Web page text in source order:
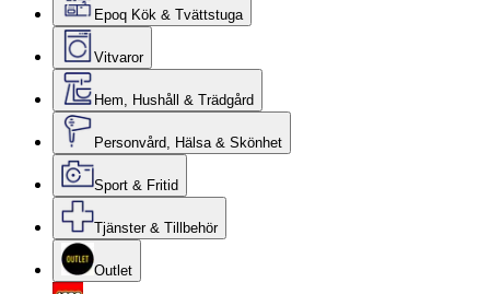
Epoq Kök & Tvättstuga
Vitvaror
Hem, Hushåll & Trädgård
Personvård, Hälsa & Skönhet
Sport & Fritid
Tjänster & Tillbehör
Outlet